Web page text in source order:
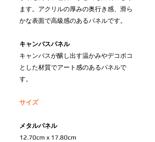
ます。アクリルの厚みの奥行き感、滑ら
かな表面で高級感のあるパネルです。
キャンバスパネル
キャンバスが醸し出す温かみやデコボコ
とした材質でアート感のあるパネルで
す。
サイズ
メタルパネル
12.70cm x 17.80cm